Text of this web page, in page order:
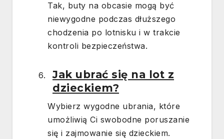
Tak, buty na obcasie mogą być
niewygodne podczas dłuższego
chodzenia po lotnisku i w trakcie
kontroli bezpieczeństwa.
Jak ubrać się na lot z
dzieckiem?
Wybierz wygodne ubrania, które
umożliwią Ci swobodne poruszanie
się i zajmowanie się dzieckiem.